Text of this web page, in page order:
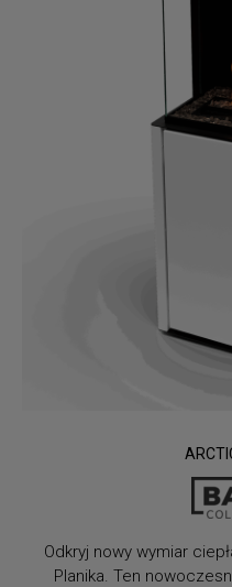
Odkryj nowy wymiar
Planika. Ten